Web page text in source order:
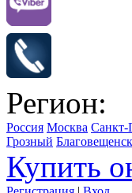
Регион:
Россия Москва Санкт-
Грозный Благовещенск
Купить